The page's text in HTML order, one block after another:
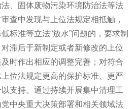
、固体废物污染环境防治法等法
查中发现与上位法规定相抵触，
标准等立法“放水”问题的，要求制
滞后于新制定或者新修改的上位
时作出相应的调整完善；对符合
上位法规定更高的保护标准、更严
支持。通过持续开展集中清理工
中央重大决策部署和相关领域法